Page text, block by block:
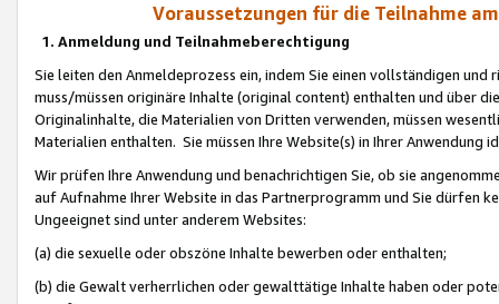
Voraussetzungen für die Teilnahme
1. Anmeldung und Teilnahmeberechtigung
Sie leiten den Anmeldeprozess ein, indem Sie einen vollständigen
muss/müssen originäre Inhalte (original content) enthalten und über
Originalinhalte, die Materialien von Dritten verwenden, müssen
Materialien enthalten. Sie müssen Ihre Website(s) in Ihrer Anwendung
Wir prüfen Ihre Anwendung und benachrichtigen Sie, ob sie
auf Aufnahme Ihrer Website in das Partnerprogramm und Sie dürfen
Ungeeignet sind unter anderem Websites:
(a) die sexuelle oder obszöne Inhalte bewerben oder enthalten;
(b) die Gewalt verherrlichen oder gewalttätige Inhalte haben oder